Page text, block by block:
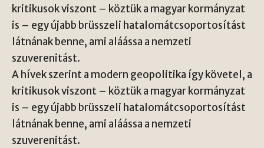
kritikusok viszont – köztük a magyar kormányzat
is – egy újabb brüsszeli hatalomátcsoportosítást
látnának benne, ami aláássa a nemzeti
szuverenitást.
A hívek szerint a modern geopolitika így követel, a
kritikusok viszont – köztük a magyar kormányzat
is – egy újabb brüsszeli hatalomátcsoportosítást
látnának benne, ami aláássa a nemzeti
szuverenitást.